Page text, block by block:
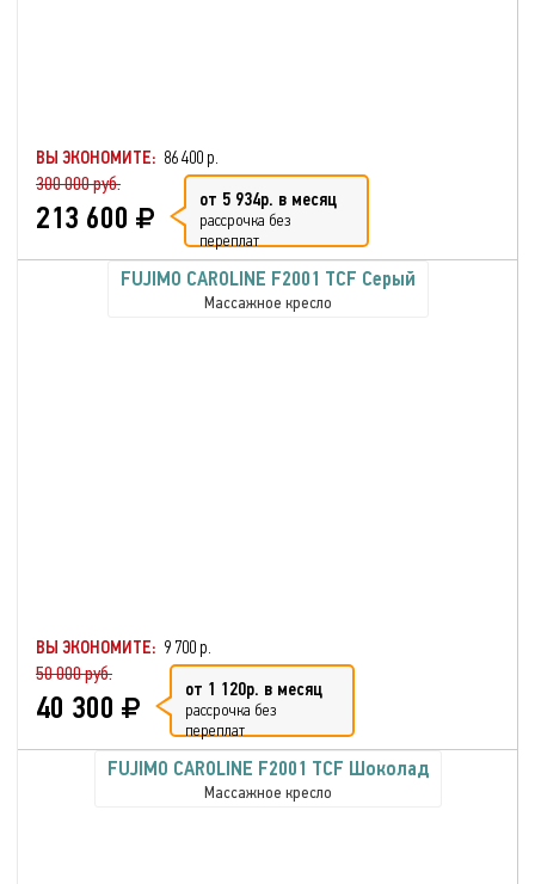
ВЫ ЭКОНОМИТЕ: 86 400 р.
300 000 руб.
213 600 от 5 934р. в месяц
рассрочка без
переплат
FUJIMO CAROLINE F2001 TCF Серый
Массажное кресло
ВЫ ЭКОНОМИТЕ: 9 700 р.
50 000 руб.
40 300 от 1 120р. в месяц
рассрочка без
переплат
FUJIMO CAROLINE F2001 TCF Шоколад
Массажное кресло